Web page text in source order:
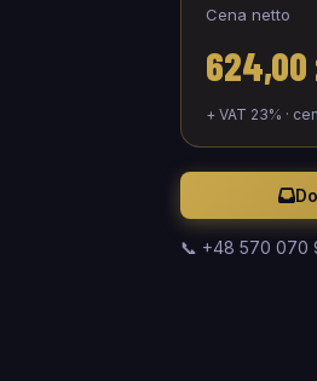
Cena netto
624,00
+ VAT 23% ·
📞 +48 570 070